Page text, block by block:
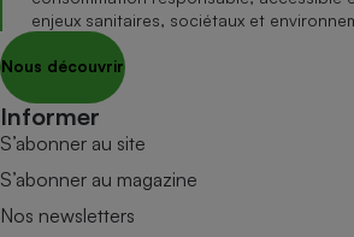
enjeux sanitaires, sociétaux et
Nous découvrir
Informer
S’abonner au site
S’abonner au magazine
Nos newsletters